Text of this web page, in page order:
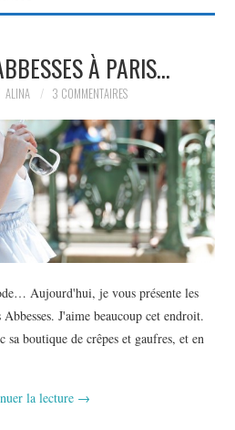
À PARIS…
ALINA 3 COMMENTAIRES
Aujourd'hui, je vous présente les
J'aime beaucoup cet endroit.
sa boutique de crêpes et gaufres, et en
la lecture →